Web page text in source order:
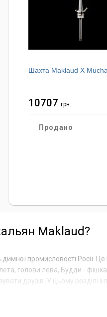
Шахта Maklaud X
10707 грн.
Продано
Maklaud?
промисловості Росії.
голови лева, Будди -
друзів. У цьому